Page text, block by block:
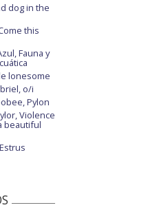
dog in the
this
Fauna y
lonesome
o/i
Pylon
Violence
beautiful